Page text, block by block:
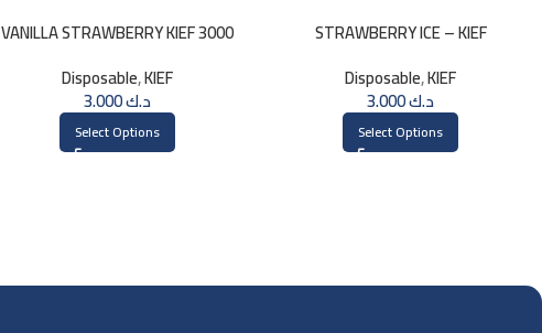
VANILLA STRAWBERRY KIEF 3000
Disposable,KIEF
د.ك3.000
Select Options
STRAWBERRY ICE – KIEF
Disposable,KIEF
د.ك3.000
Select Options